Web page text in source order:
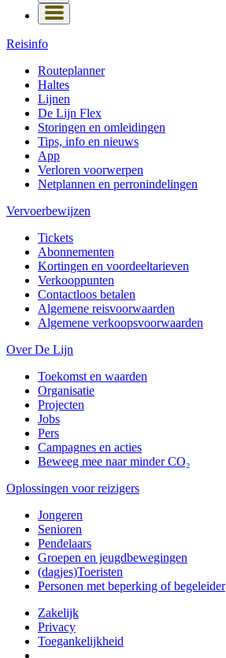
Reisinfo
Routeplanner
Haltes
Lijnen
De Lijn Flex
Storingen en omleidingen
Tips, info en nieuws
App
Verloren voorwerpen
Netplannen en perronindelingen
Vervoerbewijzen
Tickets
Abonnementen
Kortingen en voordeeltarieven
Verkooppunten
Contactloos betalen
Algemene reisvoorwaarden
Algemene verkoopsvoorwaarden
Over De Lijn
Toekomst en waarden
Organisatie
Projecten
Jobs
Pers
Campagnes en acties
Beweeg mee naar minder CO₂
Oplossingen voor reizigers
Jongeren
Senioren
Pendelaars
Groepen en jeugdbewegingen
(dagjes)Toeristen
Personen met beperking of begeleider
Zakelijk
Privacy
Toegankelijkheid